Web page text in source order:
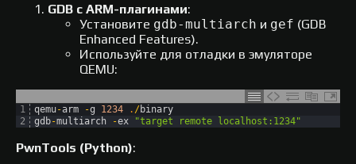
GDB с ARM-плагинами:
Установите gdb-multiarch и gef (GDB
Enhanced Features).
Используйте для отладки в эмуляторе
QEMU:
1
2
qemu-arm -g 1234 . /binary
gdb-multiarch -ex "target remote localhost:1234"
PwnTools (Python):